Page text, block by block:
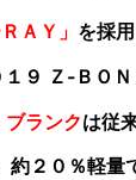
ＡＹ」 を採
９ Ｚ‐ＢＯＮ
ブランクは従
約２０％軽量